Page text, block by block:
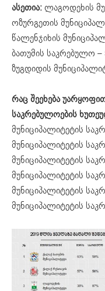
ასეთია:ლაგოდეხის
ოზურგეთის
წალენჯიხის
ბათუმის საკრებულო
ზუგდიდის
რაც შეეხება
საკრებულოების
მუნიციპალიტეტის
მუნიციპალიტეტის
მუნიციპალიტეტის
მუნიციპალიტეტის
მუნიციპალიტეტის
მუნიციპალიტეტის